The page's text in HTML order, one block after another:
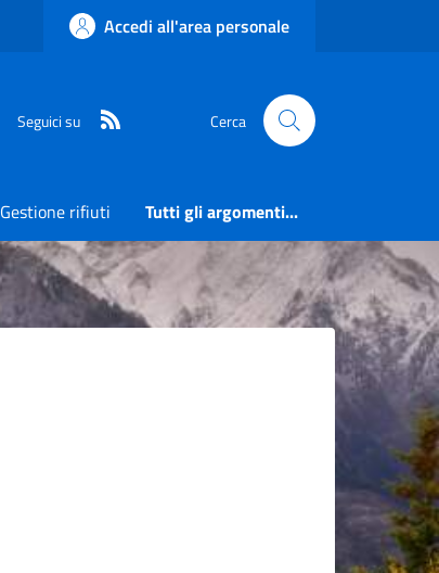
Accedi all'area personale
Seguici su Cerca
Gestione rifiuti Tutti gli argomenti...